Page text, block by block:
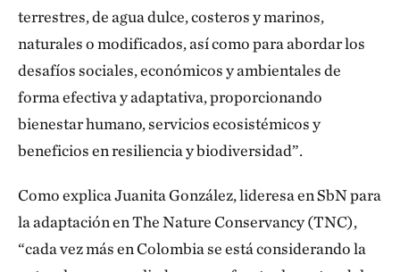
terrestres, de agua dulce, costeros y marinos,
naturales o modificados, así como para abordar los
desafíos sociales, económicos y ambientales de
forma efectiva y adaptativa, proporcionando
bienestar humano, servicios ecosistémicos y
beneficios en resiliencia y biodiversidad”.
Como explica Juanita González, lideresa en SbN para
la adaptación en The Nature Conservancy (TNC),
“cada vez más en Colombia se está considerando la